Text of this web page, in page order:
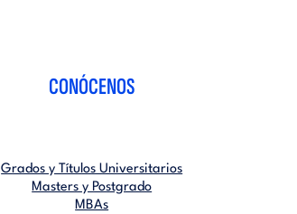
CONÓCENOS
Grados y Títulos Universitarios
Masters y Postgrado
MBAs